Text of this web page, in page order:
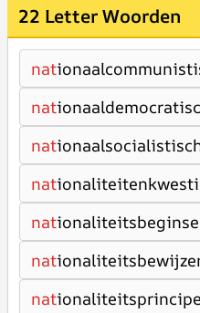
22 Letter Woorden
nat
nat
nat
nat
nat
nat
nationaliteitsprincipe